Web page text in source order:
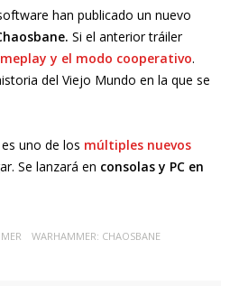
han publicado un nuevo
Si el anterior tráiler
y el modo cooperativo.
del Viejo Mundo en la que se
uno de los múltiples nuevos
Se lanzará en consolas y PC en
WARHAMMER: CHAOSBANE